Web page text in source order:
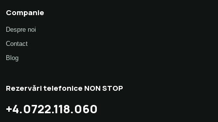
Companie
Despre noi
Contact
Blog
Rezervări telefonice NON STOP
+4.0722.118.060